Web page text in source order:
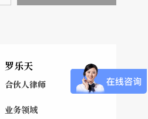
罗乐天
合伙人律师
业务领域